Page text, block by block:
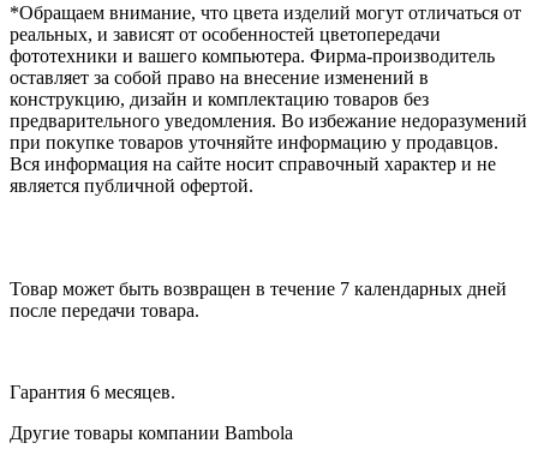
*Обращаем внимание, что цвета изделий могут отличаться от
реальных, и зависят от особенностей цветопередачи
фототехники и вашего компьютера. Фирма-производитель
оставляет за собой право на внесение изменений в
конструкцию, дизайн и комплектацию товаров без
предварительного уведомления. Во избежание недоразумений
при покупке товаров уточняйте информацию у продавцов.
Вся информация на сайте носит справочный характер и не
является публичной офертой.
Товар может быть возвращен в течение 7 календарных дней
после передачи товара.
Гарантия 6 месяцев.
Другие товары компании Bambola